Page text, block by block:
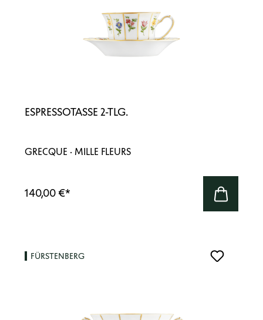
ESPRESSOTASSE 2-TLG.
GRECQUE · MILLE FLEURS
140,00 €*
FÜRSTENBERG